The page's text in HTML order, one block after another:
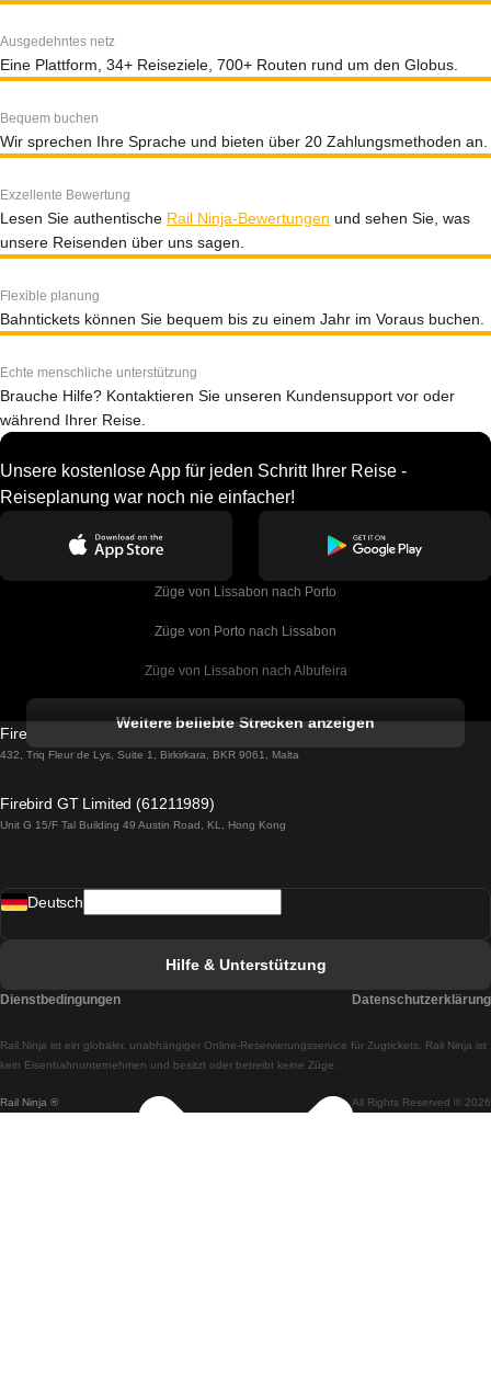
Ausgedehntes netz
Eine Plattform, 34+ Reiseziele, 700+ Routen rund um den Globus.
Bequem buchen
Wir sprechen Ihre Sprache und bieten über 20 Zahlungsmethoden an.
Exzellente Bewertung
Lesen Sie authentische Rail Ninja-Bewertungen und sehen Sie, was
unsere Reisenden über uns sagen.
Flexible planung
Bahntickets können Sie bequem bis zu einem Jahr im Voraus buchen.
Echte menschliche unterstützung
Brauche Hilfe? Kontaktieren Sie unseren Kundensupport vor oder
während Ihrer Reise.
Unsere kostenlose App für jeden Schritt Ihrer Reise -
Reiseplanung war noch nie einfacher!
Züge von Lissabon nach Porto
Züge von Porto nach Lissabon
Züge von Lissabon nach Albufeira
Züge von Lissabon nach Lagos
Züge von Lissabon nach Madrid
Züge von Lissabon nach Braga
Züge von Braga nach Lissabon
Weitere beliebte Strecken anzeigen
Firebird GT Limited (OC 1451)
432, Triq Fleur de Lys, Suite 1, Birkirkara, BKR 9061, Malta
Firebird GT Limited (61211989)
Unit G 15/F Tal Building 49 Austin Road, KL, Hong Kong
Rail Ninja ® All Rights Reserved © 2026
Rail.Ninja ist ein globaler, unabhängiger Online-Reservierungsservice für Zugtickets. Rail Ninja ist
kein Eisenbahnunternehmen und besitzt oder betreibt keine Züge.
Deutsch
Hilfe & Unterstützung
Dienstbedingungen Datenschutzerklärung